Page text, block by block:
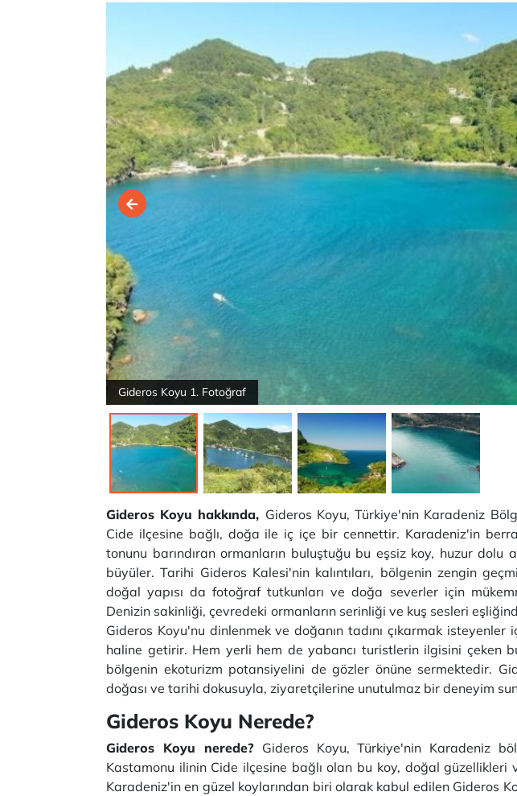
Gideros Koyu 1. Fotoğraf
Gideros Koyu hakkında, Gideros Koyu, Türkiye'nin Karadeniz
Cide ilçesine bağlı, doğa ile iç içe bir cennettir. Karadeniz'in
tonunu barındıran ormanların buluştuğu bu eşsiz koy, huzur dolu
büyüler. Tarihi Gideros Kalesi'nin kalıntıları, bölgenin zengin
doğal yapısı da fotoğraf tutkunları ve doğa severler için
Denizin sakinliği, çevredeki ormanların serinliği ve kuş sesleri
Gideros Koyu'nu dinlenmek ve doğanın tadını çıkarmak isteyenler
haline getirir. Hem yerli hem de yabancı turistlerin ilgisini çeken
bölgenin ekoturizm potansiyelini de gözler önüne sermektedir.
doğası ve tarihi dokusuyla, ziyaretçilerine unutulmaz bir deneyim
Gideros Koyu Nerede?
Gideros Koyu nerede?Gideros Koyu, Türkiye'nin Karadeniz
Kastamonu ilinin Cide ilçesine bağlı olan bu koy, doğal
Karadeniz'in en güzel koylarından biri olarak kabul edilen Gideros